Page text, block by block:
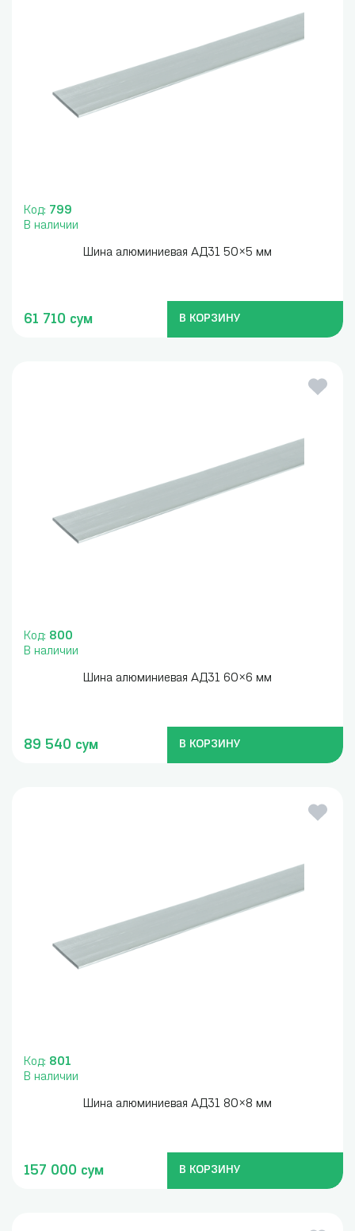
Код: 799
В наличии
Шина алюминиевая АД31 50×5 мм
61 710 сум В КОРЗИНУ
Код: 800
В наличии
Шина алюминиевая АД31 60×6 мм
89 540 сум В КОРЗИНУ
Код: 801
В наличии
Шина алюминиевая АД31 80×8 мм
157 000 сум В КОРЗИНУ